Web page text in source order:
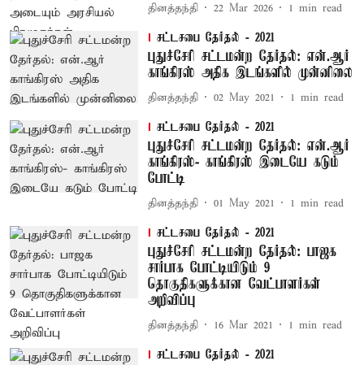
தினத்தந்தி 22 Mar 2026 1 min read
சட்டசபை தேர்தல் - 2021
புதுச்சேரி சட்டமன்ற தேர்தல்: என்.ஆர்
காங்கிரஸ் அதிக இடங்களில் முன்னிலை
தினத்தந்தி 02 May 2021 1 min read
சட்டசபை தேர்தல் - 2021
புதுச்சேரி சட்டமன்ற தேர்தல்: என்.ஆர்
காங்கிரஸ்- காங்கிரஸ் இடையே கடும்
போட்டி
தினத்தந்தி 01 May 2021 1 min read
சட்டசபை தேர்தல் - 2021
புதுச்சேரி சட்டமன்ற தேர்தல்: பாஜக
சார்பாக போட்டியிடும் 9
தொகுதிகளுக்கான வேட்பாளர்கள்
அறிவிப்பு
தினத்தந்தி 16 Mar 2021 1 min read
சட்டசபை தேர்தல் - 2021